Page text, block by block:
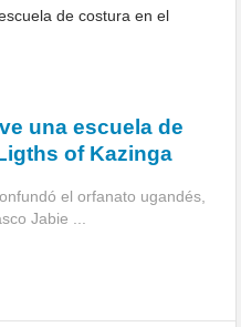
una escuela de
of Kazinga
el orfanato ugandés,
Jabie ...